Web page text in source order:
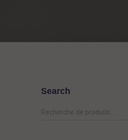
Search
RRecherche de produits…